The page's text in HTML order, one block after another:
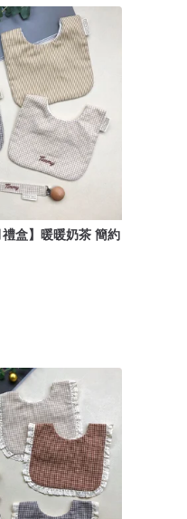
禮盒】暖暖奶茶 簡約